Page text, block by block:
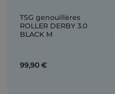
TSG genouillères
ROLLER DERBY 3.0
BLACK M
99,90 €